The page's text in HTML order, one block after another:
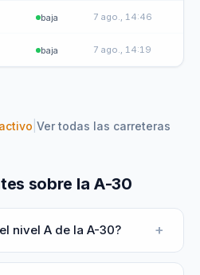
baja 7 ago., 14:46
baja 7 ago., 14:19
Ver todas las carreteras
sobre la A-30
nivel A de la A-30? +